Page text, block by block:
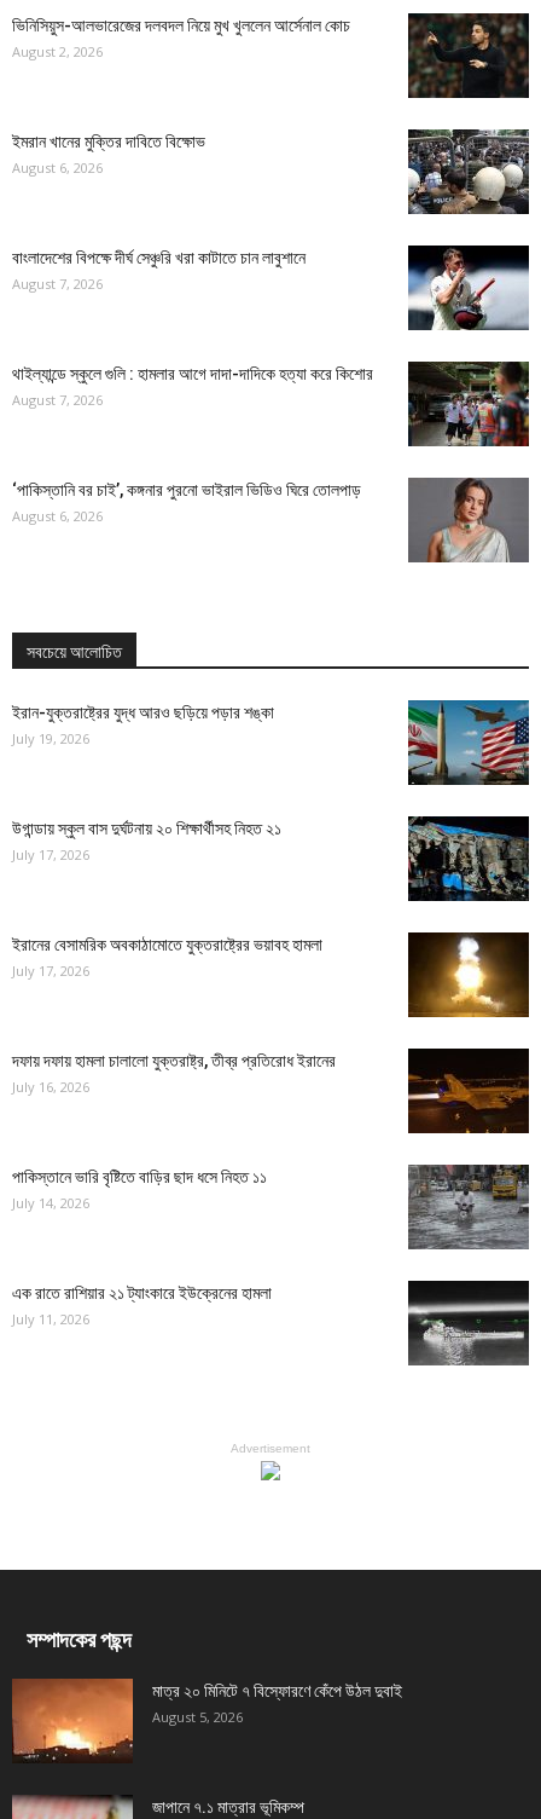
ভিনিসিয়ুস-আলভারেজের দলবদল নিয়ে মুখ খুললেন আর্সেনাল কোচ
August 2, 2026
ইমরান খানের মুক্তির দাবিতে বিক্ষোভ
August 6, 2026
বাংলাদেশের বিপক্ষে দীর্ঘ সেঞ্চুরি খরা কাটাতে চান লাবুশানে
August 7, 2026
থাইল্যান্ডে স্কুলে গুলি : হামলার আগে দাদা-দাদিকে হত্যা করে কিশোর
August 7, 2026
‘পাকিস্তানি বর চাই’, কঙ্গনার পুরনো ভাইরাল ভিডিও ঘিরে তোলপাড়
August 6, 2026
সবচেয়ে আলোচিত
ইরান-যুক্তরাষ্ট্রের যুদ্ধ আরও ছড়িয়ে পড়ার শঙ্কা
July 19, 2026
উগান্ডায় স্কুল বাস দুর্ঘটনায় ২০ শিক্ষার্থীসহ নিহত ২১
July 17, 2026
ইরানের বেসামরিক অবকাঠামোতে যুক্তরাষ্ট্রের ভয়াবহ হামলা
July 17, 2026
দফায় দফায় হামলা চালালো যুক্তরাষ্ট্র, তীব্র প্রতিরোধ ইরানের
July 16, 2026
পাকিস্তানে ভারি বৃষ্টিতে বাড়ির ছাদ ধসে নিহত ১১
July 14, 2026
এক রাতে রাশিয়ার ২১ ট্যাংকারে ইউক্রেনের হামলা
July 11, 2026
Advertisement
সম্পাদকের পছন্দ
মাত্র ২০ মিনিটে ৭ বিস্ফোরণে কেঁপে উঠল দুবাই
August 5, 2026
জাপানে ৭.১ মাত্রার ভূমিকম্প